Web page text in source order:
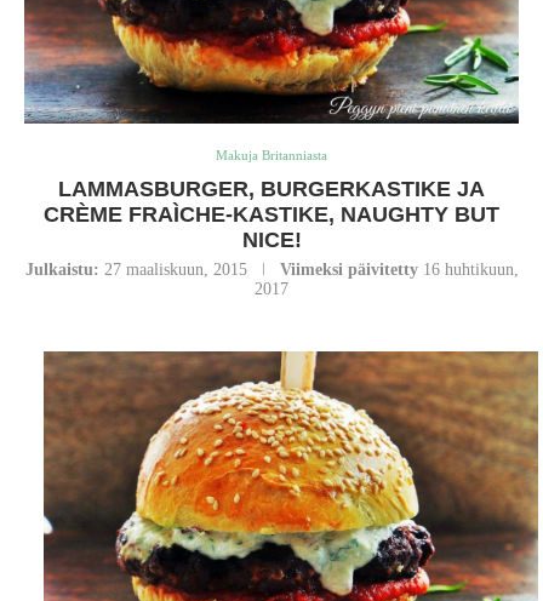
Makuja Britanniasta
LAMMASBURGER, BURGERKASTIKE JA
CRÈME FRAÌCHE-KASTIKE, NAUGHTY BUT
NICE!
Julkaistu: 27 maaliskuun, 2015 Viimeksi päivitetty 16 huhtikuun,
2017